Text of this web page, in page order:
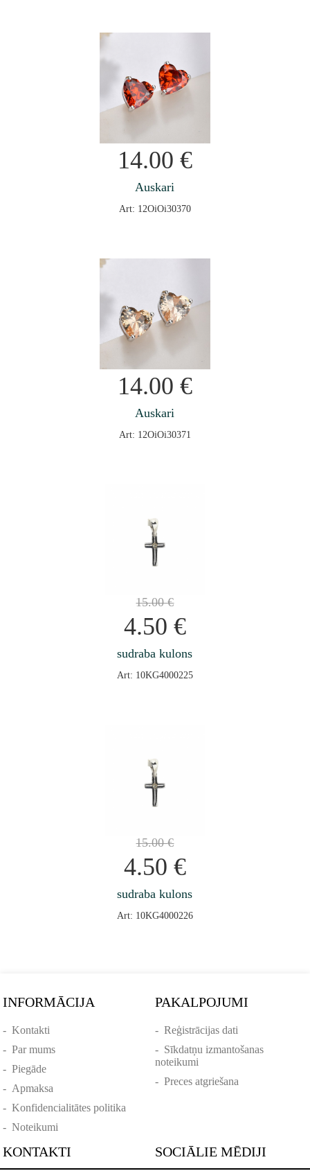
14.00 €
Auskari
Art: 12OiOi30370
14.00 €
Auskari
Art: 12OiOi30371
15.00€
4.50 €
sudraba kulons
Art: 10KG4000225
15.00€
4.50 €
sudraba kulons
Art: 10KG4000226
INFORMĀCIJA
-Kontakti
-Par mums
-Piegāde
- Apmaksa
-Konfidencialitātes politika
-Noteikumi
PAKALPOJUMI
- Reģistrācijas dati
- Sīkdatņu izmantošanas
noteikumi
- Preces atgriešana
KONTAKTI SOCIĀLIE MĒDIJI